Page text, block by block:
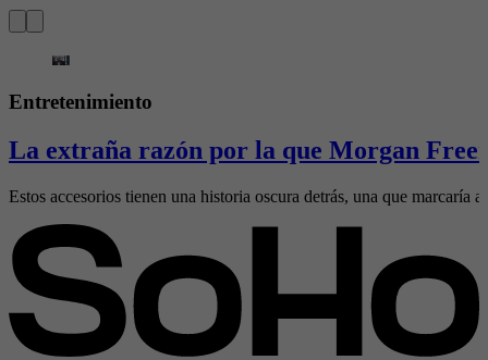
Entretenimiento
La extraña razón por la que Morgan
Estos accesorios tienen una historia oscura detrás, una que marcaría